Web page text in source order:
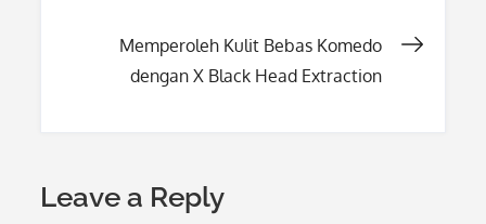
Memperoleh Kulit Bebas Komedo
dengan X Black Head Extraction
Leave a Reply